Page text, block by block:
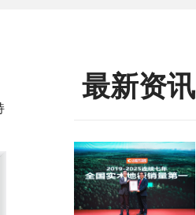
最新资讯